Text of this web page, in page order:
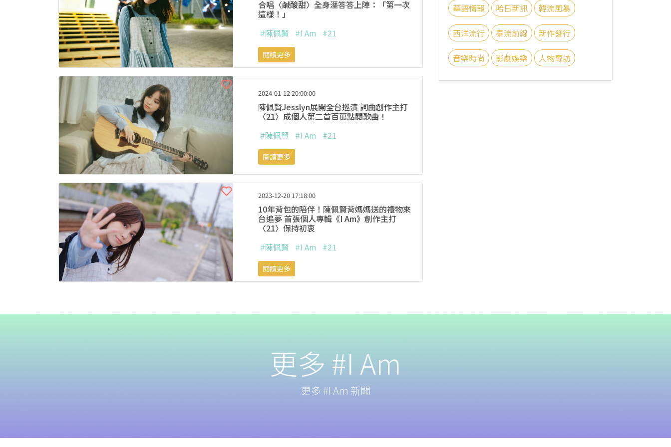
華語情報 哈日新訊 韓流風暴
西洋流行 泰流前線 新作發行
音樂時尚 影劇娛樂 人物專訪
合唱〈鹹酸甜〉全身溼答答上陣：「第一次
這樣！」
#陳佩賢 #I Am #21
閱讀更多
2024-01-12 20:00:00
陳佩賢Jesslyn展開全台巡演 詞曲創作主打
〈21〉成個人第二首百萬點閱歌曲！
#陳佩賢 #I Am #21
閱讀更多
2023-12-20 17:18:00
10年背包的陪伴！陳佩賢背媽媽送的禮物來
台追夢 首張個人專輯《I Am》創作主打
〈21〉保持初衷
#陳佩賢 #I Am #21
閱讀更多
更多 #I Am
更多 #I Am 新聞